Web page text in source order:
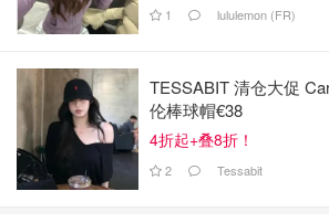
工作人员住宿使用的，类似学生公寓，
和主医院区域是分开的，外围有独立围
直在强调，不会影响普通病人的就诊，
运行。
1 lululemon (FR)
TESSABIT 清仓大促
伦棒球帽€38
4折起+叠8折！
2 Tessabit